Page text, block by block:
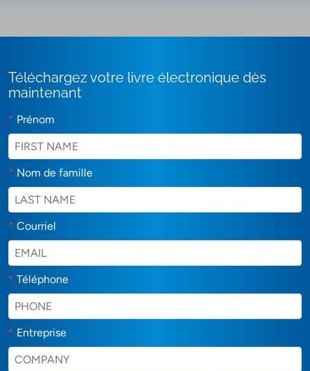
Téléchargez votre livre électronique dès
maintenant
* Prénom
* Nom de famille
* Courriel
* Téléphone
* Entreprise